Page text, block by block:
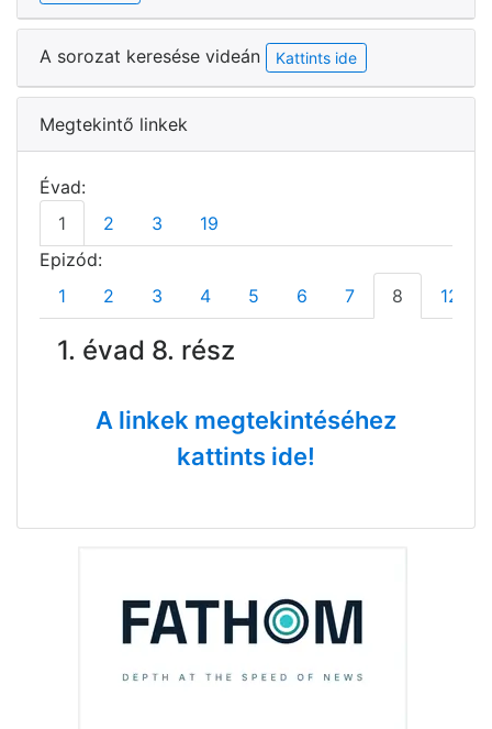
A sorozat keresése videán Kattints ide
Megtekintő linkek
Évad:
1
2 3
19
Epizód:
1
2 3 4 5 6 7 8 12
1. évad 8. rész
A linkek megtekintéséhez
kattints ide!